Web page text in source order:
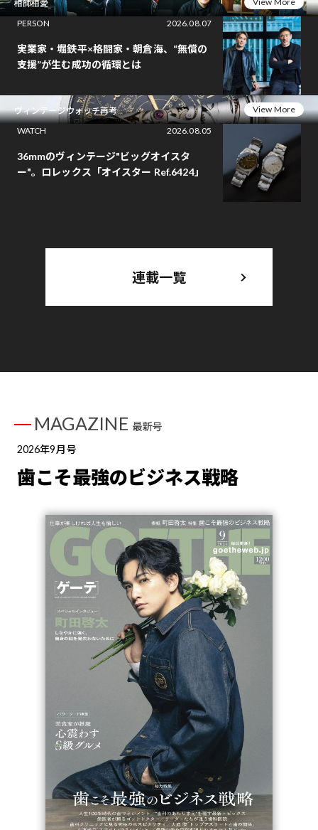
相師相愛
PERSON
2026.08.07
実業家・堀鉄平×格闘家・朝倉海、“無償の
支援”が生む成功の循環とは
ヴィンテージウォッチ再考
View More
WATCH
2026.08.05
36mmのヴィンテージ"ビッグオイスタ
ー"。ロレックス「オイスター Ref.6424」
連載一覧
MAGAZINE 最新号
2026年9月号
歯こそ最強のビジネス戦略